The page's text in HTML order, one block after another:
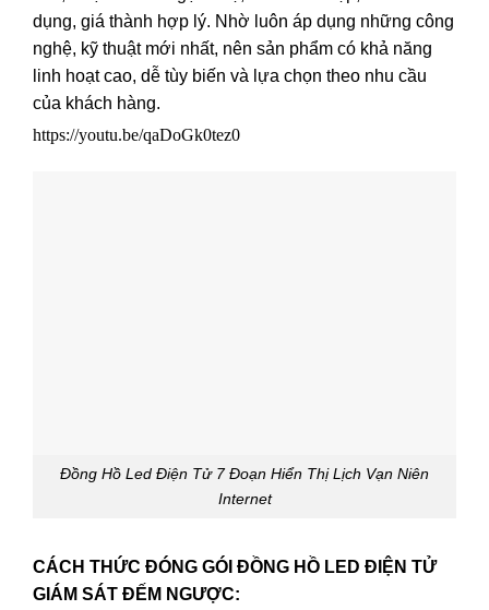
dụng, giá thành hợp lý. Nhờ luôn áp dụng những công
nghệ, kỹ thuật mới nhất, nên sản phẩm có khả năng
linh hoạt cao, dễ tùy biến và lựa chọn theo nhu cầu
của khách hàng.
https://youtu.be/qaDoGk0tez0
Đồng Hồ Led Điện Tử 7 Đoạn Hiển Thị Lịch Vạn Niên
Internet
CÁCH THỨC ĐÓNG GÓI ĐỒNG HỒ LED ĐIỆN TỬ
GIÁM SÁT ĐẾM NGƯỢC: